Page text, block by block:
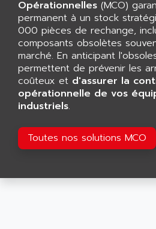
SMART TOUCH
GP 70 SERIE
PROVIT 5000
S4-S4C
SIAX
FESTO ELECTRONIC
PCS095
TOUCHVIEW
RJ2
AFAG
AFDI
AFP PRODEL
AG ASSOCIATES
AGASTAT
AGDE
AGE POWERBLOCK
AGETEM
AGI
Opérationnelles (MCO)
permanent à un stock
000 pièces de rechange,
composants obsolètes
marché. En anticipant
permettent de prévenir les
coûteux et d'assurer la
opérationnelle de vos
industriels.
Toutes nos solutions MCO